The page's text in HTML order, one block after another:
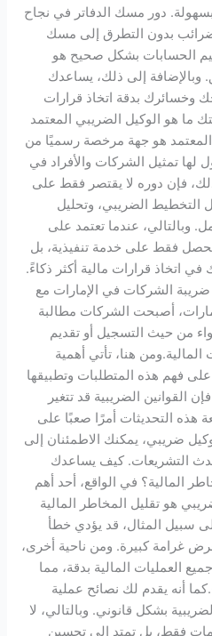
دور مسك الدفاتر في نجاح
بدون التطرق إلى مسك
الحسابات بشكل صحيح هو
وبالإضافة إلى ذلك، يساعدك
وخسائرك بدقة اتخاذ قرارات
ما هو الوكيل الضريبي المعتمد
المعتمد هو جهة مرخصة رسميًا من
لها تمثيل الشركات والأفراد في
فإن دوره لا يقتصر فقط على
التخطيط الضريبي، وتحليل
وبالتالي، عندما تعتمد على
فقط على خدمة تنفيذية، بل
اتخاذ قرارات مالية أكثر ذكاءً.
الشركات في الإمارات مع
أصبحت الشركات مطالبة
سواء من حيث التسجيل أو تقديم
المالية.ومن هنا، تأتي أهمية
فهم هذه المتطلبات وتطبيقها
الضريبية قد تتغير
هذه التحديثات أمرًا صعبًا على
ضريبي، يمكنك الاطمئنان إلى
التشريعات. كيف يساعدك
المالية؟ في الواقع، أحد أهم
هو تقليل المخاطر المالية
سبيل المثال، قد يؤدي خطأ
غرامة كبيرة. ومن ناحية أخرى،
العمليات المالية بدقة، مما
أنه يقدم لك نصائح عملية
بشكل قانوني. وبالتالي، لا
فقط، بل تمتد إلى تحسين